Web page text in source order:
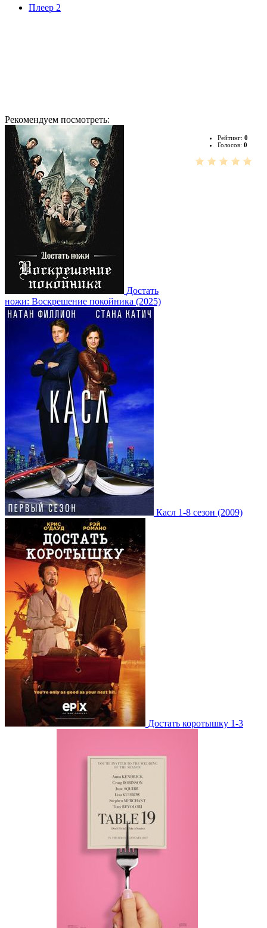
Плеер 2
Рекомендуем посмотреть:
Рейтинг: 0
Голосов: 0
Достать
ножи: Воскрешение покойника (2025)
Касл 1-8 сезон (2009)
Достать коротышку 1-3